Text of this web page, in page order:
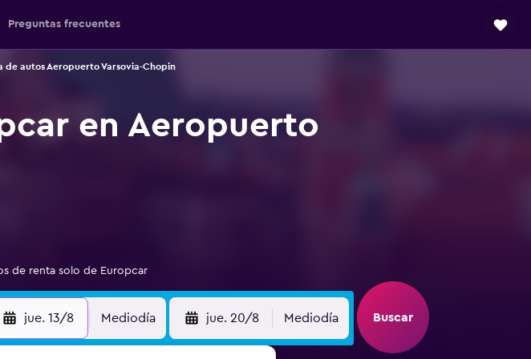
Preguntas frecuentes
de autos Aeropuerto Varsovia-Chopin
en Aeropuerto
de renta solo de Europcar
jue. 13/8 Mediodía jue. 20/8 Mediodía Buscar